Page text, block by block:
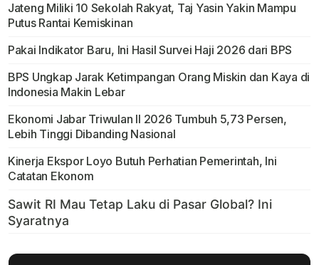
Jateng Miliki 10 Sekolah Rakyat, Taj Yasin Yakin Mampu
Putus Rantai Kemiskinan
Pakai Indikator Baru, Ini Hasil Survei Haji 2026 dari BPS
BPS Ungkap Jarak Ketimpangan Orang Miskin dan Kaya di
Indonesia Makin Lebar
Ekonomi Jabar Triwulan II 2026 Tumbuh 5,73 Persen,
Lebih Tinggi Dibanding Nasional
Kinerja Ekspor Loyo Butuh Perhatian Pemerintah, Ini
Catatan Ekonom